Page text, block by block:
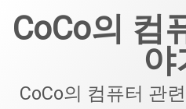
content
CoCo의 컴
야
CoCo의 컴퓨터 관